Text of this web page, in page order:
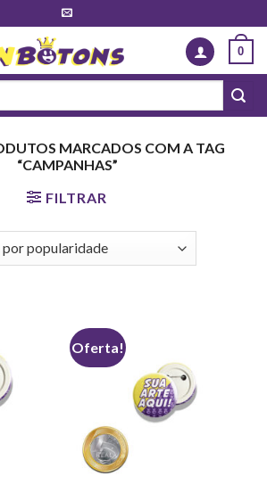
0
MARCADOS COM A TAG
“CAMPANHAS”
FILTRAR
Oferta!